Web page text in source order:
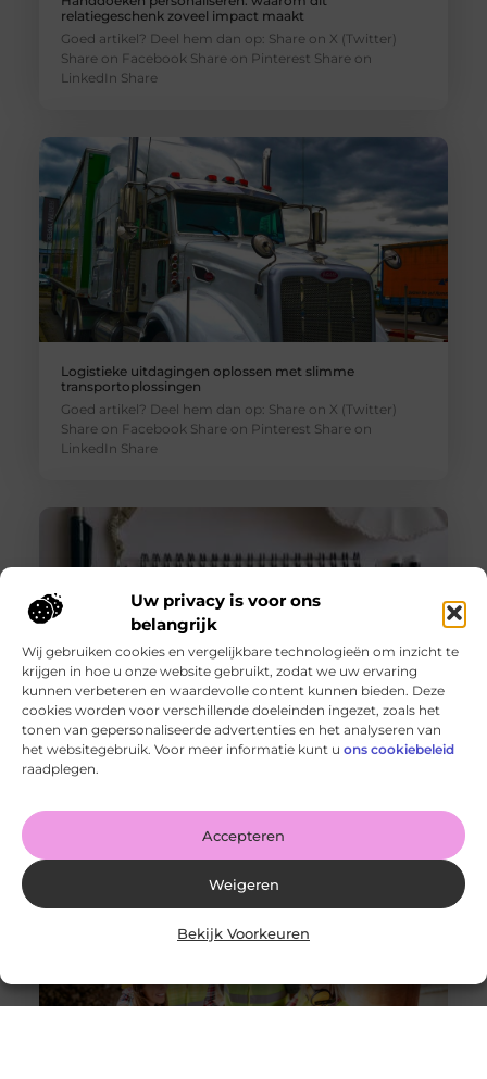
Uw privacy is voor ons
belangrijk
Wij gebruiken cookies en vergelijkbare technologieën om inzicht te
krijgen in hoe u onze website gebruikt, zodat we uw ervaring
kunnen verbeteren en waardevolle content kunnen bieden. Deze
cookies worden voor verschillende doeleinden ingezet, zoals het
tonen van gepersonaliseerde advertenties en het analyseren van
het websitegebruik. Voor meer informatie kunt u ons cookiebeleid
raadplegen.
Accepteren
Weigeren
Bekijk Voorkeuren
relatiegeschenk zoveel impact maakt
Goed artikel? Deel hem dan op: Share on X (Twitter)
Share on Facebook Share on Pinterest Share on
LinkedIn Share
Logistieke uitdagingen oplossen met slimme
transportoplossingen
Goed artikel? Deel hem dan op: Share on X (Twitter)
Share on Facebook Share on Pinterest Share on
LinkedIn Share
De voordelen van het drukken van kalenders voor jouw
bedrijf!
Goed artikel? Deel hem dan op: Share on X (Twitter)